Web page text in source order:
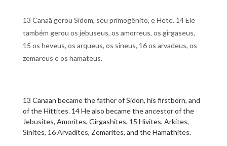
13 Canaã gerou Sidom, seu primogênito, e Hete. 14 Ele
também gerou os jebuseus, os amorreus, os girgaseus,
15 os heveus, os arqueus, os sineus, 16 os arvadeus, os
zemareus e os hamateus.
13 Canaan became the father of Sidon, his firstborn, and
of the Hittites. 14 He also became the ancestor of the
Jebusites, Amorites, Girgashites, 15 Hivites, Arkites,
Sinites, 16 Arvadites, Zemarites, and the Hamathites.